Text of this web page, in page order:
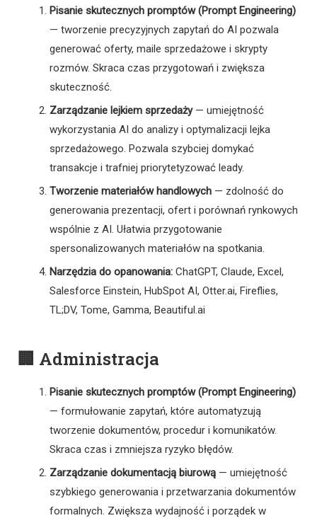
Pisanie skutecznych promptów (Prompt Engineering)
— tworzenie precyzyjnych zapytań do AI pozwala
generować oferty, maile sprzedażowe i skrypty
rozmów. Skraca czas przygotowań i zwiększa
skuteczność.
Zarządzanie lejkiem sprzedaży— umiejętność
wykorzystania AI do analizy i optymalizacji lejka
sprzedażowego. Pozwala szybciej domykać
transakcje i trafniej priorytetyzować leady.
Tworzenie materiałów handlowych — zdolność do
generowania prezentacji, ofert i porównań rynkowych
wspólnie z AI. Ułatwia przygotowanie
spersonalizowanych materiałów na spotkania.
Narzędzia do opanowania: ChatGPT, Claude, Excel,
Salesforce Einstein, HubSpot AI, Otter.ai, Fireflies,
TL;DV, Tome, Gamma, Beautiful.ai
🏢 Administracja
Pisanie skutecznych promptów (Prompt Engineering)
— formułowanie zapytań, które automatyzują
tworzenie dokumentów, procedur i komunikatów.
Skraca czas i zmniejsza ryzyko błędów.
Zarządzanie dokumentacją biurową — umiejętność
szybkiego generowania i przetwarzania dokumentów
formalnych. Zwiększa wydajność i porządek w